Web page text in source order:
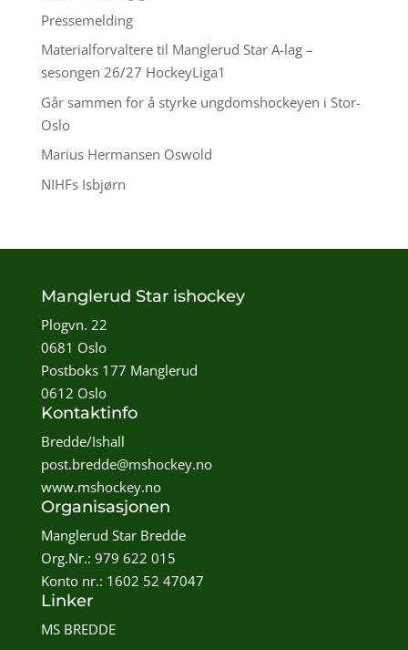
Pressemelding
Materialforvaltere til Manglerud Star A-lag –
sesongen 26/27 HockeyLiga1
Går sammen for å styrke ungdomshockeyen i Stor-
Oslo
Marius Hermansen Oswold
NIHFs Isbjørn
Manglerud Star ishockey
Plogvn. 22
0681 Oslo
Postboks 177 Manglerud
0612 Oslo
Kontaktinfo
Bredde/Ishall
post.bredde@mshockey.no
www.mshockey.no
Organisasjonen
Manglerud Star Bredde
Org.Nr.: 979 622 015
Konto nr.: 1602 52 47047
Linker
MS BREDDE